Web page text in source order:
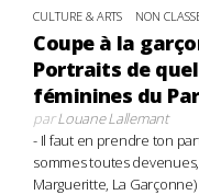
CULTURE & ARTS NON
Coupe à la
Portraits de
féminines du
parLouane Lallemant
- Il faut en prendre ton
sommes toutes
Margueritte, La